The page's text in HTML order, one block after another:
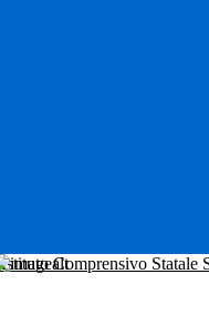
Istituto Comprensivo